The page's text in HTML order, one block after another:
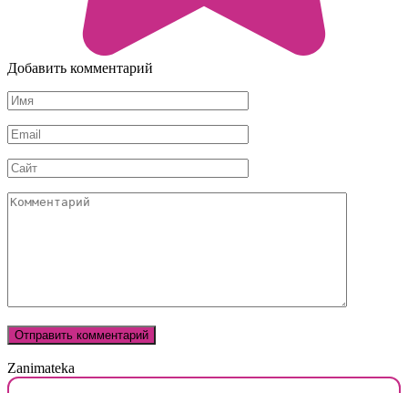
Добавить комментарий
Имя
Email
Сайт
Комментарий
Zanimateka